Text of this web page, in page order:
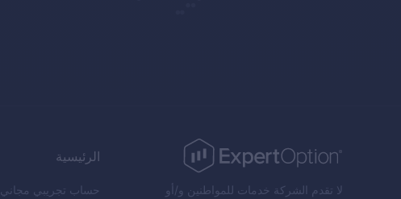
لا تقدم الشركة خدمات للمواطنين و/أو
الرئيسية
حساب تجريبي مجاني